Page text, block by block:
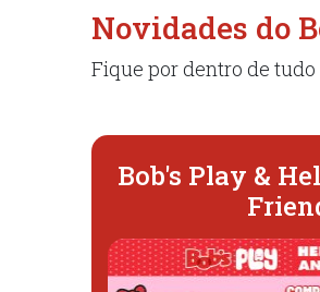
Novidades do
Fique por dentro de
Bob's Play &